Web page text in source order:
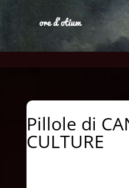
Pillole di
CULTURE